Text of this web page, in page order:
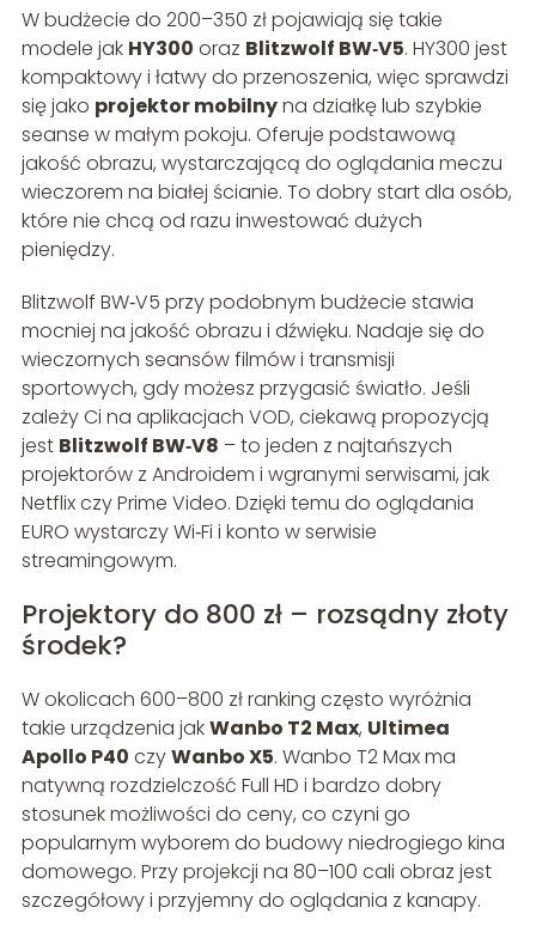
W budżecie do 200–350 zł pojawiają się takie
modele jak HY300 oraz Blitzwolf BW‑V5. HY300 jest
kompaktowy i łatwy do przenoszenia, więc sprawdzi
się jako projektor mobilnyna działkę lub szybkie
seanse w małym pokoju. Oferuje podstawową
jakość obrazu, wystarczającą do oglądania meczu
wieczorem na białej ścianie. To dobry start dla osób,
które nie chcą od razu inwestować dużych
pieniędzy.
Blitzwolf BW‑V5 przy podobnym budżecie stawia
mocniej na jakość obrazu i dźwięku. Nadaje się do
wieczornych seansów filmów i transmisji
sportowych, gdy możesz przygasić światło. Jeśli
zależy Ci na aplikacjach VOD, ciekawą propozycją
jest Blitzwolf BW‑V8 – to jeden z najtańszych
projektorów z Androidem i wgranymi serwisami, jak
Netflix czy Prime Video. Dzięki temu do oglądania
EURO wystarczy Wi‑Fi i konto w serwisie
streamingowym.
Projektory do 800 zł – rozsądny złoty
środek?
W okolicach 600–800 zł ranking często wyróżnia
takie urządzenia jakWanbo T2 Max, Ultimea
Apollo P40 czyWanbo X5. Wanbo T2 Max ma
natywną rozdzielczość Full HD i bardzo dobry
stosunek możliwości do ceny, co czyni go
popularnym wyborem do budowy niedrogiego kina
domowego. Przy projekcji na 80–100 cali obraz jest
szczegółowy i przyjemny do oglądania z kanapy.